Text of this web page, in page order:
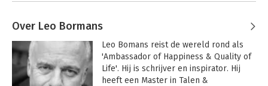
Over Leo Bormans
Leo Bomans reist de wereld rond als
'Ambassador of Happiness & Quality of
Life'. Hij is schrijver en inspirator. Hij
heeft een Master in Talen &